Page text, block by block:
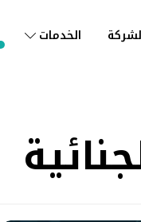
الخدمات